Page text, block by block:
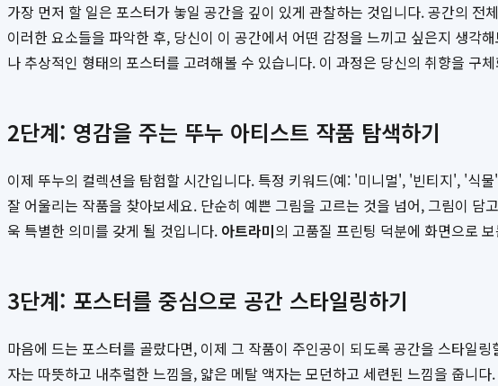
가장 먼저 할 일은 포스터가 놓일 공간을 깊이 있게 관찰하는 것입니다. 공간의
이러한 요소들을 파악한 후, 당신이 이 공간에서 어떤 감정을 느끼고 싶은지 생각
나 추상적인 형태의 포스터를 고려해볼 수 있습니다. 이 과정은 당신의 취향을 구
2단계: 영감을 주는 뚜누 아티스트 작품 탐색하기
이제 뚜누의 컬렉션을 탐험할 시간입니다. 특정 키워드(예: '미니멀', '빈티지', '식
잘 어울리는 작품을 찾아보세요. 단순히 예쁜 그림을 고르는 것을 넘어, 그림이
욱 특별한 의미를 갖게 될 것입니다. 아트라미의 고품질 프린팅 덕분에 화면으로
3단계: 포스터를 중심으로 공간 스타일링하기
마음에 드는 포스터를 골랐다면, 이제 그 작품이 주인공이 되도록 공간을 스타일
자는 따뜻하고 내추럴한 느낌을, 얇은 메탈 액자는 모던하고 세련된 느낌을 줍니